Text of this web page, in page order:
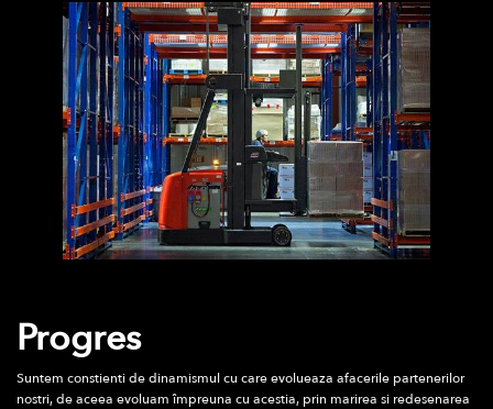
Progres
Suntem constienti de dinamismul cu care evolueaza afacerile partenerilor
nostri, de aceea evoluam împreuna cu acestia, prin marirea si redesenarea